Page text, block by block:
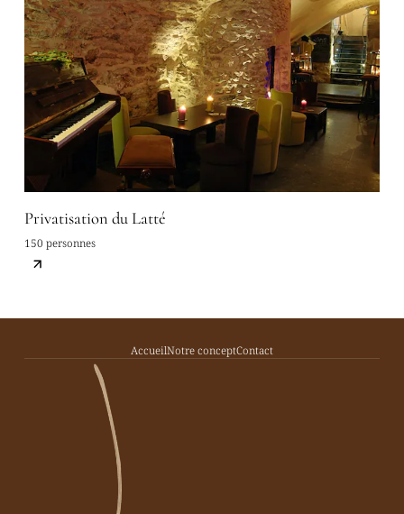
Privatisation du Latté
150 personnes
AccueilNotre conceptContact